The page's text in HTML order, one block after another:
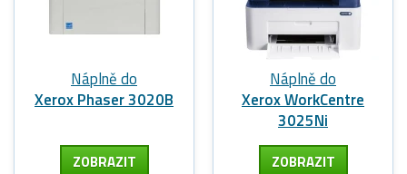
Náplně do
Xerox Phaser 3020B
ZOBRAZIT
Náplně do
Xerox WorkCentre
3025Ni
ZOBRAZIT